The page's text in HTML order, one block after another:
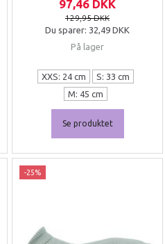
97,46 DKK
129,95 DKK
Du sparer: 32,49 DKK
På lager
XXS: 24 cm
S: 33 cm
M: 45 cm
Se produktet
-25%